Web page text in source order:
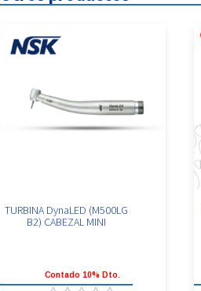
TURBINA DynaLED (M500LG
B2) CABEZAL MINI
Contado 10% Dto.